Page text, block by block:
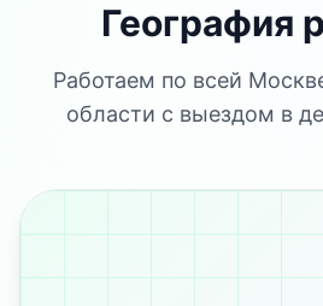
География
Работаем по всей
области с выездом в